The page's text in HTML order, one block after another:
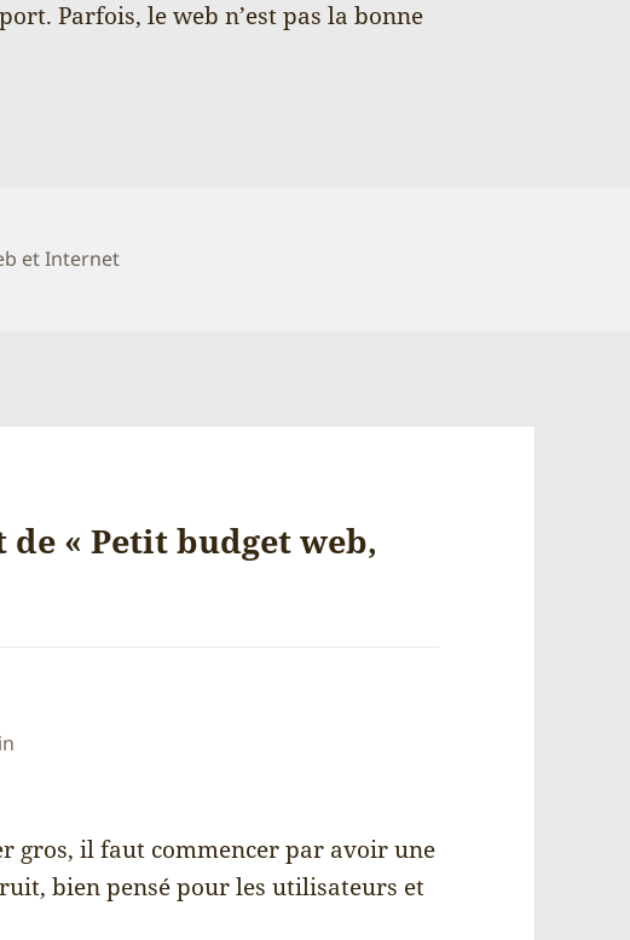
Parfois, le web n’est pas la bonne
et Internet
« Petit budget web,
gros, il faut commencer par avoir une
bien pensé pour les utilisateurs et